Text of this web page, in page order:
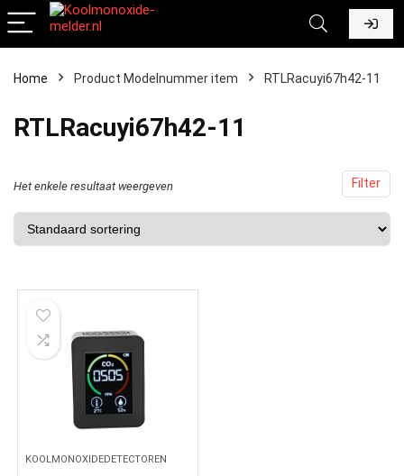
Home Product Modelnummer item ‎RTLRacuyi67h42-11
‎RTLRacuyi67h42-11
Filter
Het enkele resultaat weergeven
KOOLMONOXIDEDETECTOREN